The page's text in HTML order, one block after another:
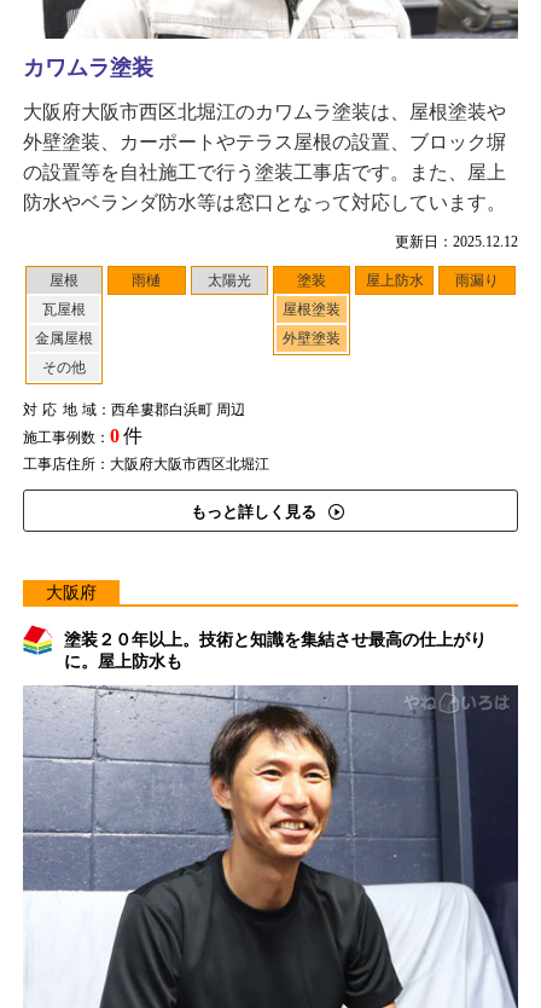
更新日：2025.12.12
屋根
瓦屋根
金属屋根
その他
雨樋 太陽光
塗装
屋根塗装
外壁塗装
屋上防水 雨漏り
対応地域：西牟婁郡白浜町 周辺
施工事例数： 0件
工事店住所：大阪府大阪市西区北堀江
もっと詳しく見る
カワムラ塗装
大阪府大阪市西区北堀江のカワムラ塗装は、屋根塗装や
外壁塗装、カーポートやテラス屋根の設置、ブロック塀
の設置等を自社施工で行う塗装工事店です。また、屋上
防水やベランダ防水等は窓口となって対応しています。
大阪府
塗装２０年以上。技術と知識を集結させ最高の仕上がり
に。屋上防水も